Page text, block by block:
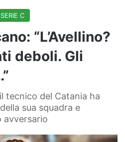
SERIE C
“L’Avellino?
deboli. Gli
tecnico del Catania ha
sua squadra e
avversario